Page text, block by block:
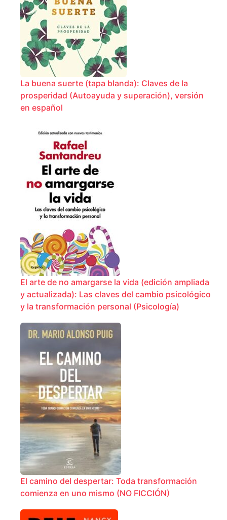
La buena suerte (tapa blanda): Claves de la
prosperidad (Autoayuda y superación), versión
en español
El arte de no amargarse la vida (edición ampliada
y actualizada): Las claves del cambio psicológico
y la transformación personal (Psicología)
El camino del despertar: Toda transformación
comienza en uno mismo (NO FICCIÓN)